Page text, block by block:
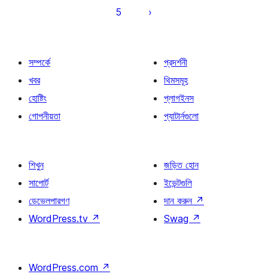
5
সম্পর্কে
খবর
হোষ্টিং
গোপনীয়তা
প্রদর্শনী
থিমসমূহ
প্লাগইনস
প্যাটার্নগুলো
শিখুন
সাপোর্ট
ডেভেলপারগণ
WordPress.tv ↗
জড়িত হোন
ইভেন্টগুলি
দান করুন ↗
Swag ↗
WordPress.com ↗